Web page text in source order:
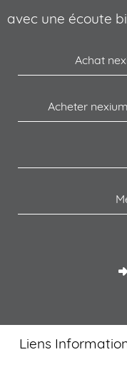
avec une écoute
Achat
Acheter
Liens